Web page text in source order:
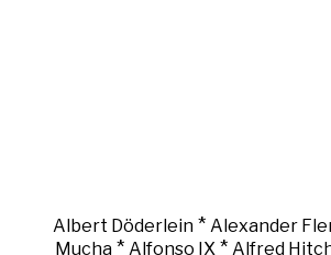
Albert Döderlein* Alexander
Mucha * Alfonso IX * Alfred